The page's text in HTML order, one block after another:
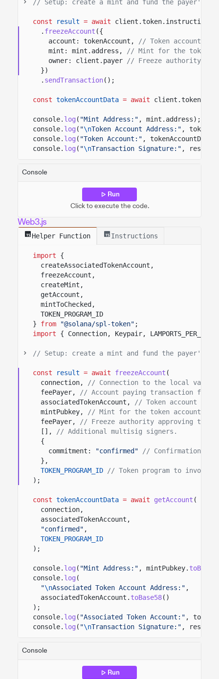
// Setup: create a mint and fund the payer's
const result = await
client.token.instructions
. freezeAccount ({
account: tokenAccount,
// Token account to
mint: mint.address,
// Mint for the token
owner: client.payer
// Freeze authority
})
. sendTransaction();
const tokenAccountData = await
console. log ( "Mint Address:" , mint.address);
console. log ( "\nToken Account Address:" ,
console. log ( "Token Account:" ,
console. log ( "\nTransaction Signature:" ,
Console
Run
Click to execute the code.
Web3.js
Helper Function Instructions
import
{
createAssociatedTokenAccount,
freezeAccount,
createMint,
getAccount,
mintToChecked,
TOKEN_PROGRAM_ID
}
from "@solana/spl-token" ;
import
{ Connection, Keypair, LAMPORTS_PER_SOL
// Setup: create a mint and fund the payer's
const result = await freezeAccount (
connection,
// Connection to the local
feePayer,
// Account paying transaction fees.
associatedTokenAccount,
// Token account to
mintPubkey,
// Mint for the token account
feePayer,
// Freeze authority approving this
[],
// Additional multisig signers.
{
commitment:
"confirmed"
// Confirmation
},
TOKEN_PROGRAM_ID
// Token program to invoke.
);
const tokenAccountData = await getAccount (
connection,
associatedTokenAccount,
"confirmed" ,
TOKEN_PROGRAM_ID
);
console. log ( "Mint Address:" , mintPubkey.
console. log (
"\nAssociated Token Account Address:" ,
associatedTokenAccount. toBase58()
);
console. log ( "Associated Token Account:" ,
console. log ( "\nTransaction Signature:" ,
Console
Run